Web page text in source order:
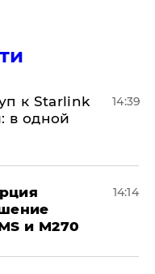
к Starlink
в одной
14:39
и M270
14:14